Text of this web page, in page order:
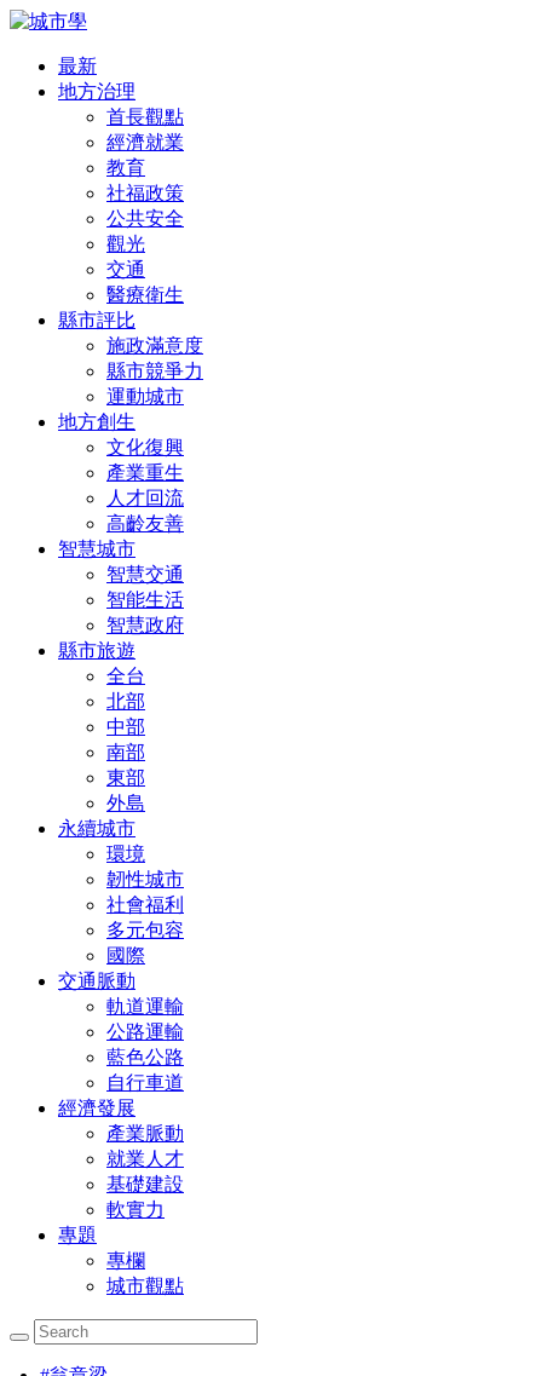
最新
地方治理
首長觀點
經濟就業
教育
社福政策
公共安全
觀光
交通
醫療衛生
縣市評比
施政滿意度
縣市競爭力
運動城市
地方創生
文化復興
產業重生
人才回流
高齡友善
智慧城市
智慧交通
智能生活
智慧政府
縣市旅遊
全台
北部
中部
南部
東部
外島
永續城市
環境
韌性城市
社會福利
多元包容
國際
交通脈動
軌道運輸
公路運輸
藍色公路
自行車道
經濟發展
產業脈動
就業人才
基礎建設
軟實力
專題
專欄
城市觀點